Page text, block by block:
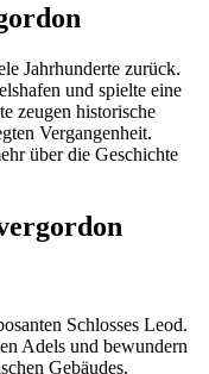
Jahrhunderte zurück.
und spielte eine
zeugen historische
Vergangenheit.
über die Geschichte
Schlosses Leod.
Adels und bewundern
Gebäudes.